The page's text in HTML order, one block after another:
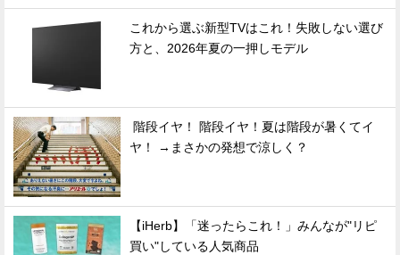
これから選ぶ新型TVはこれ！失敗しない選び
方と、2026年夏の一押しモデル
階段イヤ！ 階段イヤ！夏は階段が暑くてイ
ヤ！ →まさかの発想で涼しく？
【iHerb】「迷ったらこれ！」みんなが"リピ
買い"している人気商品